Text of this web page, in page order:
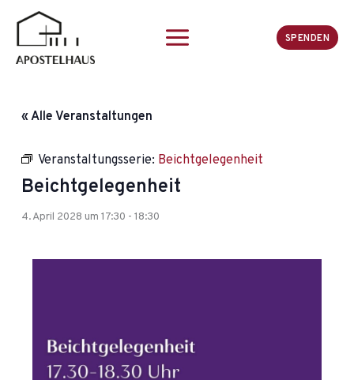
springen
SPENDEN
« Alle Veranstaltungen
Veranstaltungsserie: Beichtgelegenheit
Beichtgelegenheit
4. April 2028 um 17:30 -18:30